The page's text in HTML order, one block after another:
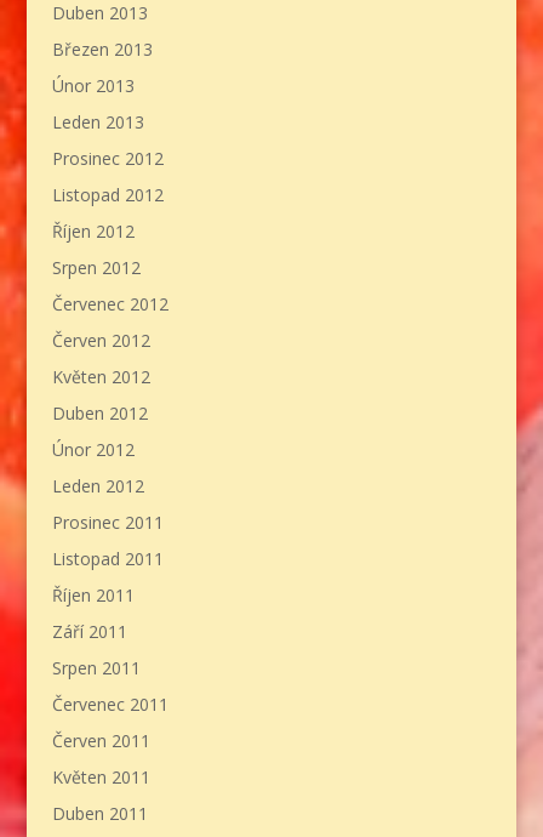
Duben 2013
Březen 2013
Únor 2013
Leden 2013
Prosinec 2012
Listopad 2012
Říjen 2012
Srpen 2012
Červenec 2012
Červen 2012
Květen 2012
Duben 2012
Únor 2012
Leden 2012
Prosinec 2011
Listopad 2011
Říjen 2011
Září 2011
Srpen 2011
Červenec 2011
Červen 2011
Květen 2011
Duben 2011